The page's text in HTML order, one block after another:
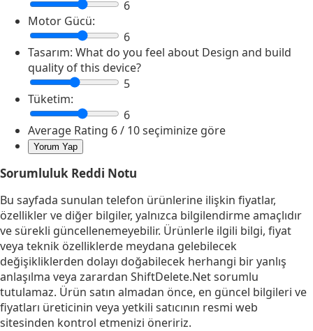
6
Motor Gücü:
6
Tasarım: What do you feel about Design and build
quality of this device?
5
Tüketim:
6
Average Rating 6/ 10 seçiminize göre
Sorumluluk Reddi Notu
Bu sayfada sunulan telefon ürünlerine ilişkin fiyatlar,
özellikler ve diğer bilgiler, yalnızca bilgilendirme amaçlıdır
ve sürekli güncellenemeyebilir. Ürünlerle ilgili bilgi, fiyat
veya teknik özelliklerde meydana gelebilecek
değişikliklerden dolayı doğabilecek herhangi bir yanlış
anlaşılma veya zarardan ShiftDelete.Net sorumlu
tutulamaz. Ürün satın almadan önce, en güncel bilgileri ve
fiyatları üreticinin veya yetkili satıcının resmi web
sitesinden kontrol etmenizi öneririz.